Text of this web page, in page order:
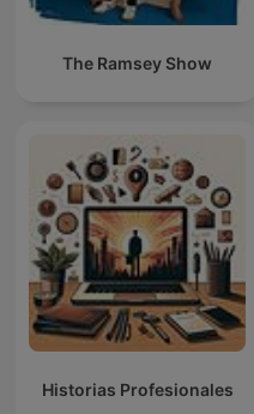
The Ramsey Show
Historias Profesionales